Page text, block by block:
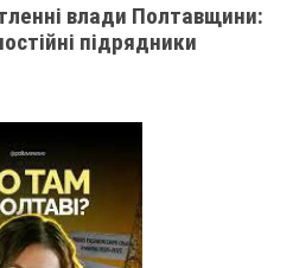
влади Полтавщини:
підрядники